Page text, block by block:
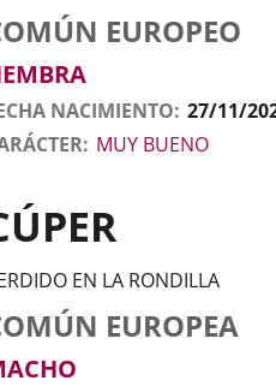
EUROPEO
NACIMIENTO 27/11/
MUY BUENO
EN LA RONDILLA
EUROPEA